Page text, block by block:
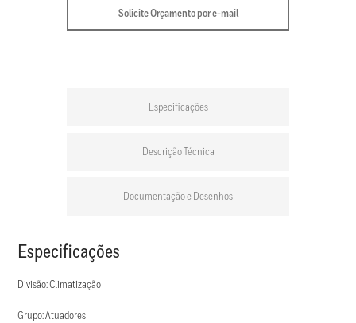
Solicite Orçamento por e-mail
Especificações
Descrição Técnica
Documentação e Desenhos
Especificações
Divisão: Climatização
Grupo: Atuadores